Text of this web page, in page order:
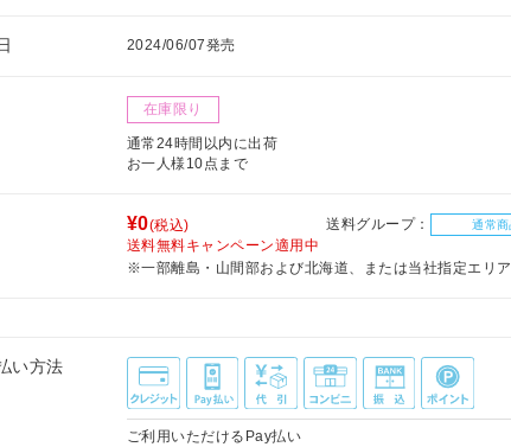
2024/06/07発売
在庫限り
通常24時間以内に出荷
お一人様10点まで
¥0(税込) 送料グループ： 通常商
送料無料キャンペーン適用中
※一部離島・山間部および北海道、または当社指定エリア
い方法
ご利用いただけるPay払い